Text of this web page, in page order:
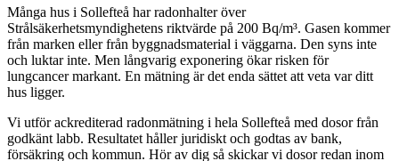
Många hus i Sollefteå har radonhalter över
Strålsäkerhetsmyndighetens riktvärde på 200 Bq/m³. Gasen kommer
från marken eller från byggnadsmaterial i väggarna. Den syns inte
och luktar inte. Men långvarig exponering ökar risken för
lungcancer markant. En mätning är det enda sättet att veta var ditt
hus ligger.
Vi utför ackrediterad radonmätning i hela Sollefteå med dosor från
godkänt labb. Resultatet håller juridiskt och godtas av bank,
försäkring och kommun. Hör av dig så skickar vi dosor redan inom